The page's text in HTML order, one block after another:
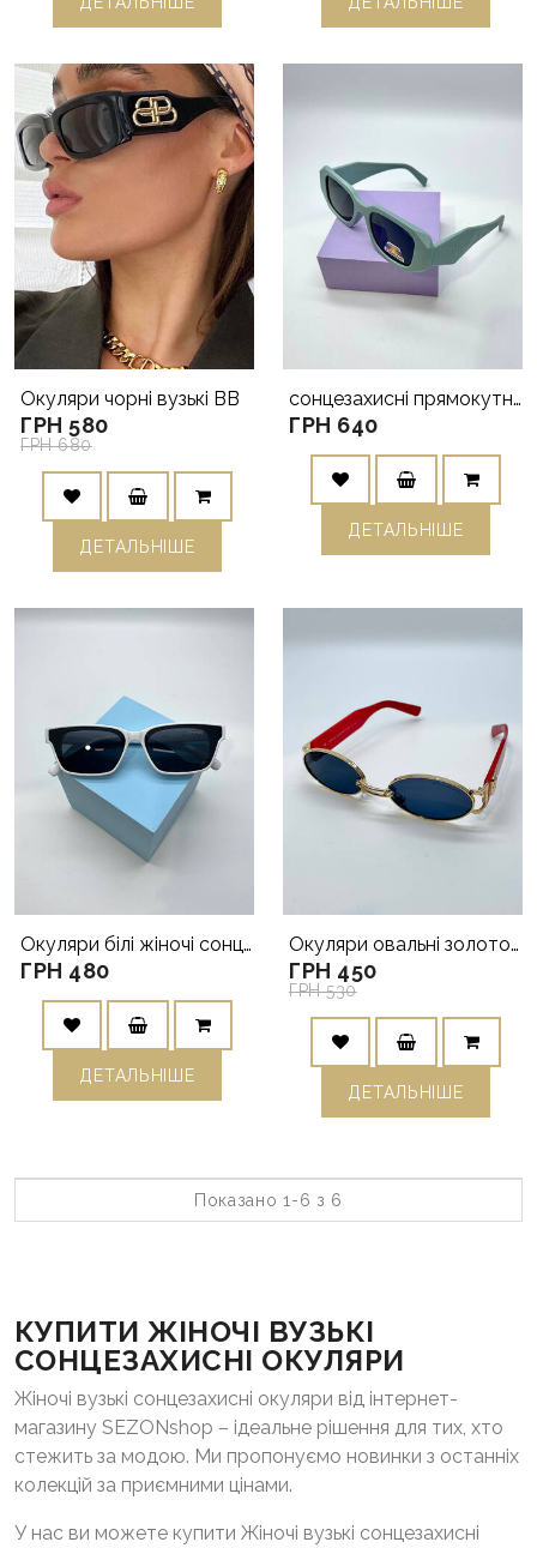
Окуляри чорні вузькі ВВ
ГРН 580
ГРН 680
ДЕТАЛЬНIШЕ
сонцезахисні прямокутні окуляри мята/тіфані
ГРН 640
ДЕТАЛЬНIШЕ
Окуляри білі жіночі сонцезахисні
ГРН 480
ДЕТАЛЬНIШЕ
Окуляри овальні золото/червоний
ГРН 450
ГРН 530
ДЕТАЛЬНIШЕ
Показано 1-6 з 6
КУПИТИ ЖІНОЧІ ВУЗЬКІ
СОНЦЕЗАХИСНІ ОКУЛЯРИ
Жіночі вузькі сонцезахисні окуляри від інтернет-
магазину SEZONshop – ідеальне рішення для тих, хто
стежить за модою. Ми пропонуємо новинки з останніх
колекцій за приємними цінами.
У нас ви можете купити Жіночі вузькі сонцезахисні